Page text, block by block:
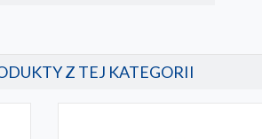
Z TEJ KATEGORII